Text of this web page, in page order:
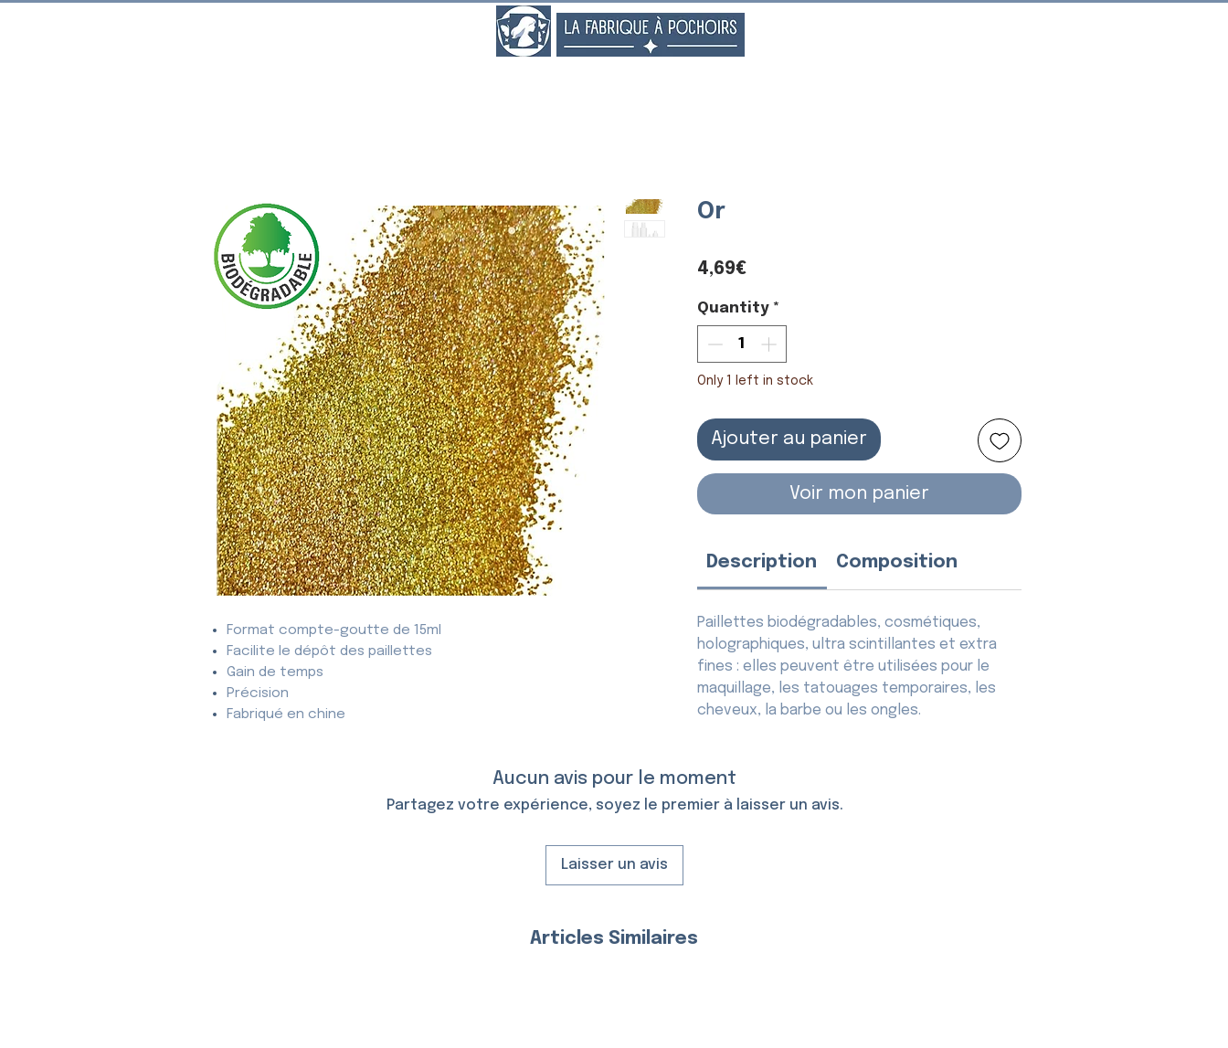
Format compte-goutte de 15ml
Facilite le dépôt des paillettes
Gain de temps
Précision
Fabriqué en chine
Or
4,69€Price
Quantity *
Only 1 left in stock
Ajouter au panier
Voir mon panier
Description Composition
Paillettes biodégradables, cosmétiques,
holographiques, ultra scintillantes et extra
fines : elles peuvent être utilisées pour le
maquillage, les tatouages temporaires, les
cheveux, la barbe ou les ongles.
Aucun avis pour le moment
Partagez votre expérience, soyez le premier à laisser un avis.
Laisser un avis
Articles Similaires